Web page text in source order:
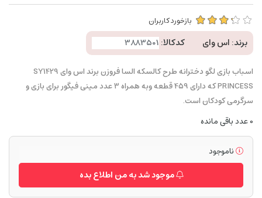
بازخورد کاربران
برند: اس وای کدکالا:
اسباب بازی لگو دخترانه طرح کالسکه السا فروزن برند اس وای SY1429
PRINCESS که دارای 459 قطعه وبه همراه 3 عدد مینی فیگور برای بازی و
سرگرمی کودکان است.
0عدد باقی مانده
ناموجود
موجود شد به من اطلاع بده